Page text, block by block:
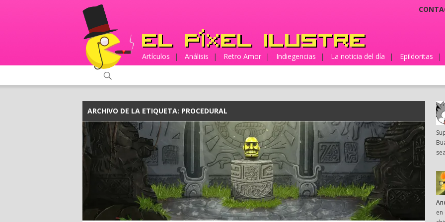
Artículos | Análisis | Retro Amor | Indiegencias | La noticia del día | Epildoritas |
ARCHIVO DE LA ETIQUETA: PROCEDURAL
en